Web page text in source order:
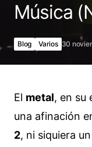
Música
Blog Varios 30
El metal, en su
una afinación
2, ni siquiera un